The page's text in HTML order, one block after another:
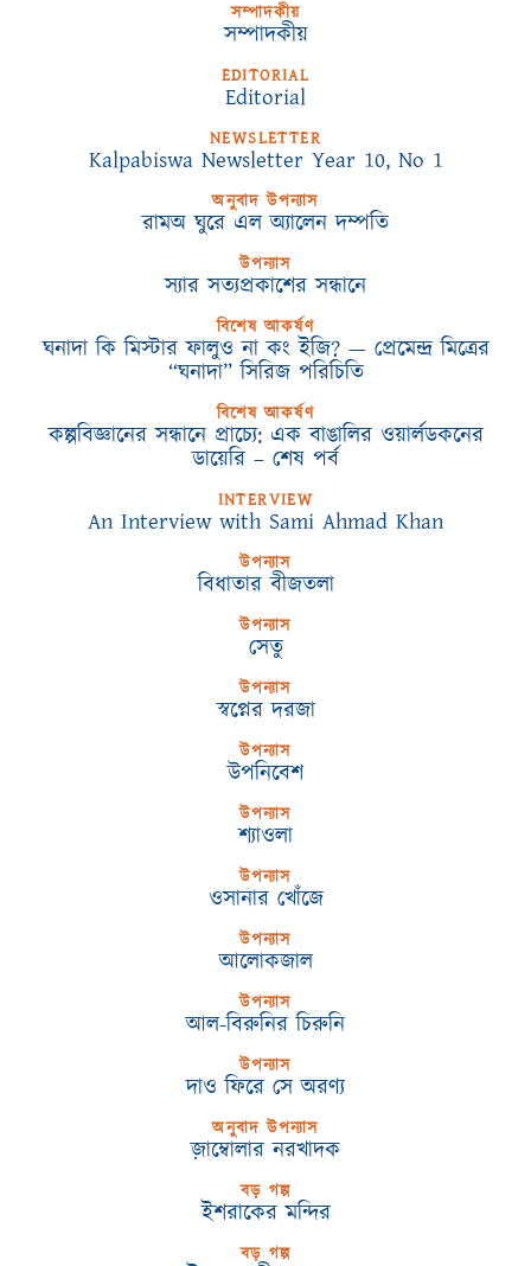
সম্পাদকীয়
সম্পাদকীয়
EDITORIAL
Editorial
NEWSLETTER
Kalpabiswa Newsletter Year 10, No 1
অনুবাদ উপন্যাস
রামঅ ঘুরে এল অ্যালেন দম্পতি
উপন্যাস
স্যার সত্যপ্রকাশের সন্ধানে
বিশেষ আকর্ষণ
ঘনাদা কি মিস্টার ফালুও না কং ইজি? — প্রেমেন্দ্র মিত্রের
“ঘনাদা” সিরিজ পরিচিতি
বিশেষ আকর্ষণ
কল্পবিজ্ঞানের সন্ধানে প্রাচ্যে: এক বাঙালির ওয়ার্লডকনের
ডায়েরি – শেষ পর্ব
INTERVIEW
An Interview with Sami Ahmad Khan
উপন্যাস
বিধাতার বীজতলা
উপন্যাস
সেতু
উপন্যাস
স্বপ্নের দরজা
উপন্যাস
উপনিবেশ
উপন্যাস
শ্যাওলা
উপন্যাস
ওসানার খোঁজে
উপন্যাস
আলোকজাল
উপন্যাস
আল-বিরুনির চিরুনি
উপন্যাস
দাও ফিরে সে অরণ্য
অনুবাদ উপন্যাস
জ়াম্বোলার নরখাদক
বড় গল্প
ইশরাকের মন্দির
বড় গল্প